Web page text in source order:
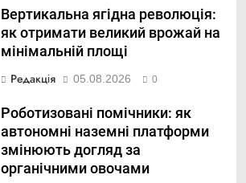
Вертикальна ягідна революція:
як отримати великий врожай на
мінімальній площі
Редакція 05.08.2026 0
Роботизовані помічники: як
автономні наземні платформи
змінюють догляд за
органічними овочами